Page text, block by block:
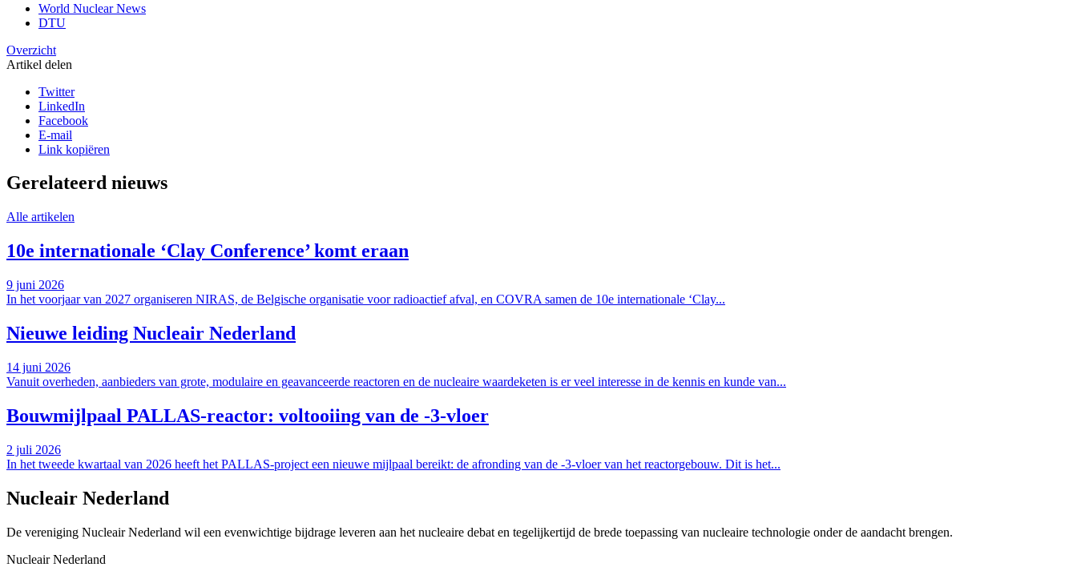
World Nuclear News
DTU
Overzicht
Artikel delen
Twitter
LinkedIn
Facebook
E-mail
Link kopiëren
Gerelateerd nieuws
Alle artikelen
10e internationale ‘Clay Conference’ komt eraan
9 juni 2026
In het voorjaar van 2027 organiseren NIRAS, de Belgische organisatie voor radioactief afval, en COVRA samen de 10e internationale ‘Clay...
Nieuwe leiding Nucleair Nederland
14 juni 2026
Vanuit overheden, aanbieders van grote, modulaire en geavanceerde reactoren en de nucleaire waardeketen is er veel interesse in de kennis en kunde van...
Bouwmijlpaal PALLAS-reactor: voltooiing van de -3-vloer
2 juli 2026
In het tweede kwartaal van 2026 heeft het PALLAS-project een nieuwe mijlpaal bereikt: de afronding van de -3-vloer van het reactorgebouw. Dit is het...
Nucleair Nederland
De vereniging Nucleair Nederland wil een evenwichtige bijdrage leveren aan het nucleaire debat en tegelijkertijd de brede toepassing van nucleaire technologie onder de aandacht brengen.
Nucleair Nederland